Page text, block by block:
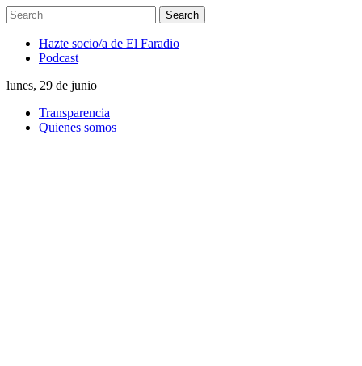
Hazte socio/a de El Faradio
Podcast
lunes, 29 de junio
Transparencia
Quienes somos